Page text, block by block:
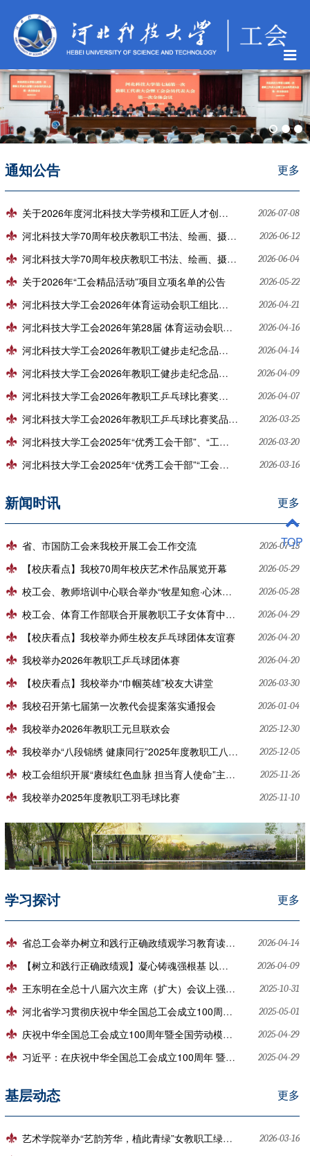
更多
通知公告
2026-07-08
关于2026年度河北科技大学劳模和工匠人才创新工作室认定结果的公示
2026-06-12
河北科技大学70周年校庆教职工书法、绘画、摄影作品展奖品采购项目比选结果公告
2026-06-04
河北科技大学70周年校庆教职工书法、绘画、摄影作品展奖品采购比选公告
2026-05-22
关于2026年“工会精品活动”项目立项名单的公告
2026-04-21
河北科技大学工会2026年体育运动会职工组比赛奖品采购比选结果公告
2026-04-16
河北科技大学工会2026年第28届 体育运动会职工组比赛奖品采购比选公告
2026-04-14
河北科技大学工会2026年教职工健步走纪念品采购项目比选结果公告
2026-04-09
河北科技大学工会2026年教职工健步走纪念品采购比选公告
2026-04-07
河北科技大学工会2026年教职工乒乓球比赛奖品采购项目比选结果公告
2026-03-25
河北科技大学工会2026年教职工乒乓球比赛奖品采购比选公告
2026-03-20
河北科技大学工会2025年“优秀工会干部”、“工会活动积极分子”奖品采购项目比选结果公告
2026-03-16
河北科技大学工会2025年“优秀工会干部”“工会活动积极分子”奖品采购比选公告
更多
新闻时讯
2026-07-13
省、市国防工会来我校开展工会工作交流
2026-05-29
【校庆看点】我校70周年校庆艺术作品展览开幕
2026-05-28
校工会、教师培训中心联合举办“牧星知愈·心沐暖阳”团体工作坊
2026-04-29
校工会、体育工作部联合开展教职工子女体育中考专项培训
2026-04-20
【校庆看点】我校举办师生校友乒乓球团体友谊赛
2026-04-20
我校举办2026年教职工乒乓球团体赛
2026-03-30
【校庆看点】我校举办“巾帼英雄”校友大讲堂
2026-01-04
我校召开第七届第一次教代会提案落实通报会
2025-12-30
我校举办2026年教职工元旦联欢会
2025-12-05
我校举办“八段锦绣 健康同行”2025年度教职工八段锦比赛
2025-11-26
校工会组织开展“赓续红色血脉 担当育人使命”主题活动
2025-11-10
我校举办2025年度教职工羽毛球比赛
更多
学习探讨
2026-04-14
省总工会举办树立和践行正确政绩观学习教育读书班 把政绩写在职工群众心坎上
2026-04-09
【树立和践行正确政绩观】凝心铸魂强根基 以民为本出实绩
2025-10-31
王东明在全总十八届六次主席（扩大）会议上强调 深入学习宣传贯彻党的二十届四中全会精神 团结动员亿万职工为实现“十五五”规划目标任务贡献智慧和力量
2025-05-01
河北省学习贯彻庆祝中华全国总工会成立100周年暨全国劳动模范和先进工作者表彰大会精神座谈会在石家庄举行
2025-04-29
庆祝中华全国总工会成立100周年暨全国劳动模范和先进工作者表彰大会隆重举行 习近平发表重要讲话
2025-04-29
习近平：在庆祝中华全国总工会成立100周年 暨全国劳动模范和先进工作者表彰大会上的讲话
更多
基层动态
2026-03-16
艺术学院举办“艺韵芳华，植此青绿”女教职工绿植手作沙龙活动
TOP